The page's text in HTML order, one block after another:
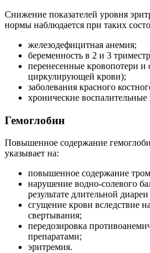
Снижение показателей уровня
нормы наблюдается при таких
железодефицитная анемия;
беременность в 2 и 3
перенесенные кровопотери
циркулирующей крови);
заболевания красного
хронические воспалительные
Гемоглобин
Повышенное содержание
указывает на:
повышенное содержание
нарушение водно-солевого
результате длительной
сгущение крови вследствие
свертывания;
передозировка
препаратами;
эритремия.